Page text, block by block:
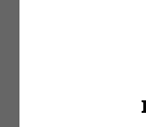
•
zmianowym lub
• Zatrudnienie